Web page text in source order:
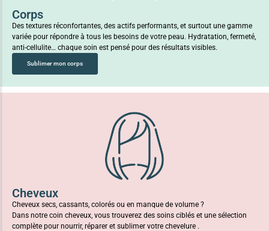
Corps
Des textures réconfortantes, des actifs performants, et surtout une gamme
variée pour répondre à tous les besoins de votre peau. Hydratation, fermeté,
anti-cellulite… chaque soin est pensé pour des résultats visibles.
Sublimer mon corps
Cheveux
Cheveux secs, cassants, colorés ou en manque de volume ?
Dans notre coin cheveux, vous trouverez des soins ciblés et une sélection
complète pour nourrir, réparer et sublimer votre chevelure .